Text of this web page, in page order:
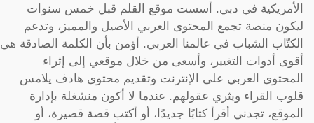
الأمريكية في دبي. أسست موقع القلم قبل خمس سنوات
ليكون منصة تجمع المحتوى العربي الأصيل والمميز، وتدعم
الكتّاب الشباب في عالمنا العربي. أؤمن بأن الكلمة الصادقة هي
أقوى أدوات التغيير، وأسعى من خلال موقعي إلى إثراء
المحتوى العربي على الإنترنت وتقديم محتوى هادف يلامس
قلوب القراء ويثري عقولهم. عندما لا أكون منشغلة بإدارة
الموقع، تجدني أقرأ كتابًا جديدًا، أو أكتب قصة قصيرة، أو